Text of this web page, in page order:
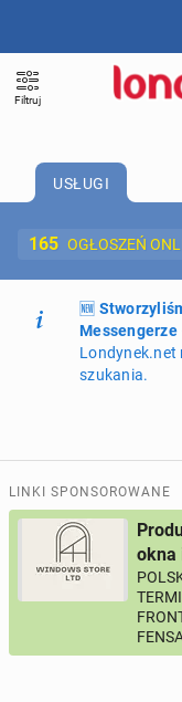
Filtruj
USŁUGI
165 OGŁOSZEŃ
Dodaj
PROFILE
USŁUGI
MOTORYZACJA
🆕
Messengerze
Londynek.net
szukania.
LINKI SPONSOROWANE
okna